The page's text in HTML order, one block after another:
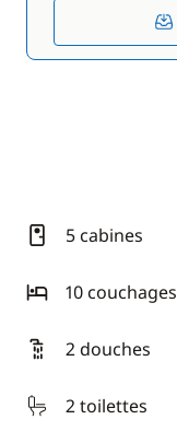
5 cabines
10 couchages
2 douches
2 toilettes